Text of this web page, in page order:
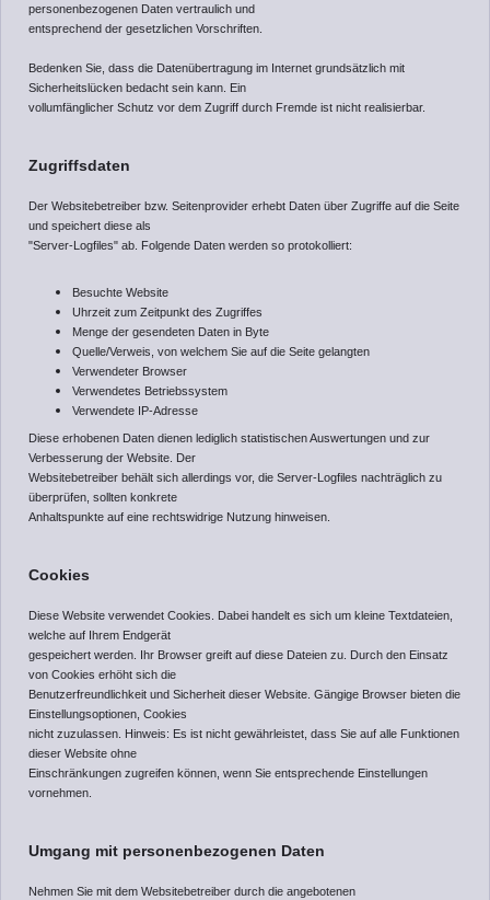
personenbezogenen Daten vertraulich und
entsprechend der gesetzlichen Vorschriften.
Bedenken Sie, dass die Datenübertragung im Internet grundsätzlich mit
Sicherheitslücken bedacht sein kann. Ein
vollumfänglicher Schutz vor dem Zugriff durch Fremde ist nicht realisierbar.
Zugriffsdaten
Der Websitebetreiber bzw. Seitenprovider erhebt Daten über Zugriffe auf die Seite
und speichert diese als
"Server-Logfiles" ab. Folgende Daten werden so protokolliert:
Besuchte Website
Uhrzeit zum Zeitpunkt des Zugriffes
Menge der gesendeten Daten in Byte
Quelle/Verweis, von welchem Sie auf die Seite gelangten
Verwendeter Browser
Verwendetes Betriebssystem
Verwendete IP-Adresse
Diese erhobenen Daten dienen lediglich statistischen Auswertungen und zur
Verbesserung der Website. Der
Websitebetreiber behält sich allerdings vor, die Server-Logfiles nachträglich zu
überprüfen, sollten konkrete
Anhaltspunkte auf eine rechtswidrige Nutzung hinweisen.
Cookies
Diese Website verwendet Cookies. Dabei handelt es sich um kleine Textdateien,
welche auf Ihrem Endgerät
gespeichert werden. Ihr Browser greift auf diese Dateien zu. Durch den Einsatz
von Cookies erhöht sich die
Benutzerfreundlichkeit und Sicherheit dieser Website. Gängige Browser bieten die
Einstellungsoptionen, Cookies
nicht zuzulassen. Hinweis: Es ist nicht gewährleistet, dass Sie auf alle Funktionen
dieser Website ohne
Einschränkungen zugreifen können, wenn Sie entsprechende Einstellungen
vornehmen.
Umgang mit personenbezogenen Daten
Nehmen Sie mit dem Websitebetreiber durch die angebotenen